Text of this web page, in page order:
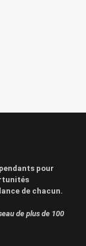
pour
de chacun.
de plus de 100